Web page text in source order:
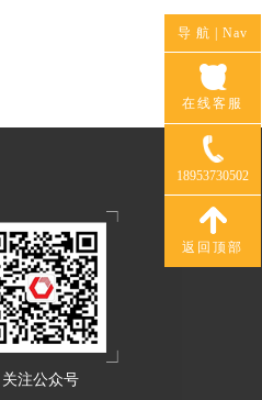
关注公众号
导 航 | Nav
在线客服
18953730502
返回顶部